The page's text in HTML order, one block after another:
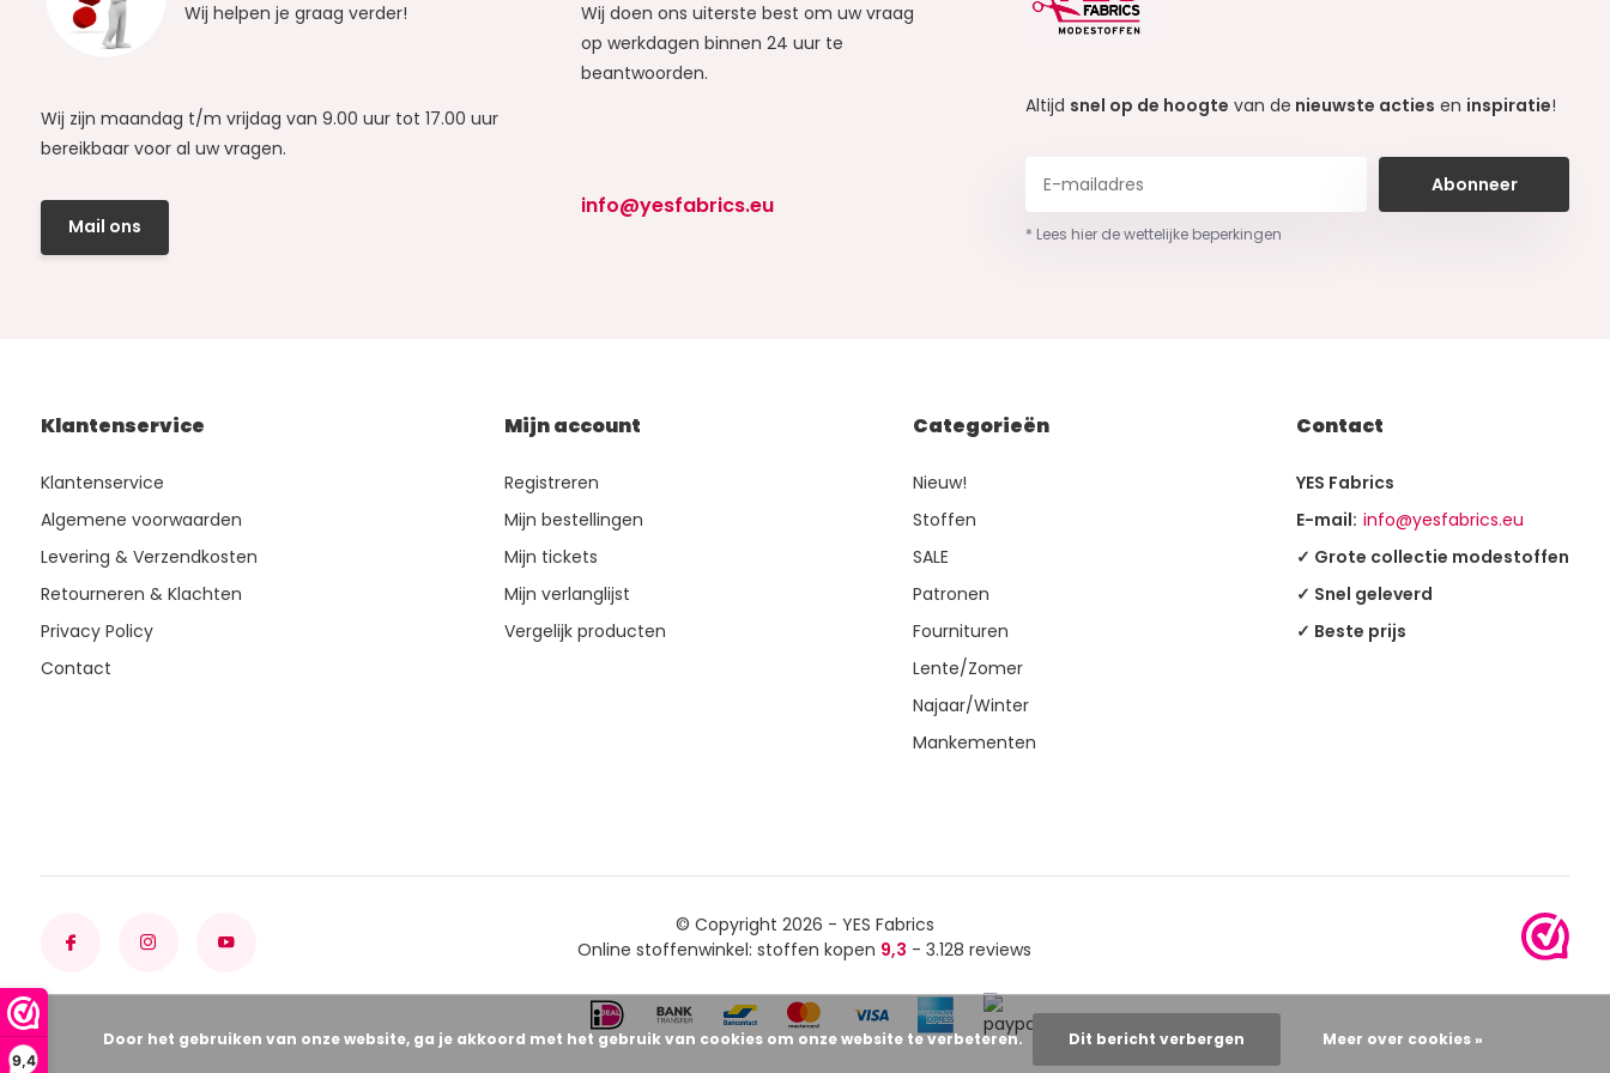
9,4
Wij helpen je graag verder!
Wij zijn maandag t/m vrijdag van 9.00 uur tot 17.00 uur
bereikbaar voor al uw vragen.
Mail ons
Wij doen ons uiterste best om uw vraag
op werkdagen binnen 24 uur te
beantwoorden.
info@yesfabrics.eu
Altijd snel op de hoogte van de nieuwste acties en inspiratie!
Abonneer
* Lees hier de wettelijke beperkingen
Klantenservice
Klantenservice
Algemene voorwaarden
Levering & Verzendkosten
Retourneren & Klachten
Privacy Policy
Contact
Mijn account
Registreren
Mijn bestellingen
Mijn tickets
Mijn verlanglijst
Vergelijk producten
Categorieën
Nieuw!
Stoffen
SALE
Patronen
Fournituren
Lente/Zomer
Najaar/Winter
Mankementen
Contact
YES Fabrics
E-mail: info@yesfabrics.eu
✓ Grote collectie modestoffen
✓ Snel geleverd
✓ Beste prijs
© Copyright 2026 - YES Fabrics
Online stoffenwinkel: stoffen kopen 9,3 - 3.128 reviews
Door het gebruiken van onze website, ga je akkoord met het gebruik van cookies om onze website te verbeteren. Dit bericht verbergen Meer over cookies »